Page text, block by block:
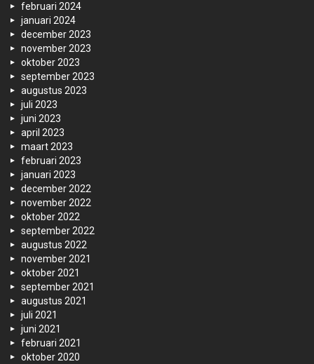
februari 2024
januari 2024
december 2023
november 2023
oktober 2023
september 2023
augustus 2023
juli 2023
juni 2023
april 2023
maart 2023
februari 2023
januari 2023
december 2022
november 2022
oktober 2022
september 2022
augustus 2022
november 2021
oktober 2021
september 2021
augustus 2021
juli 2021
juni 2021
februari 2021
oktober 2020